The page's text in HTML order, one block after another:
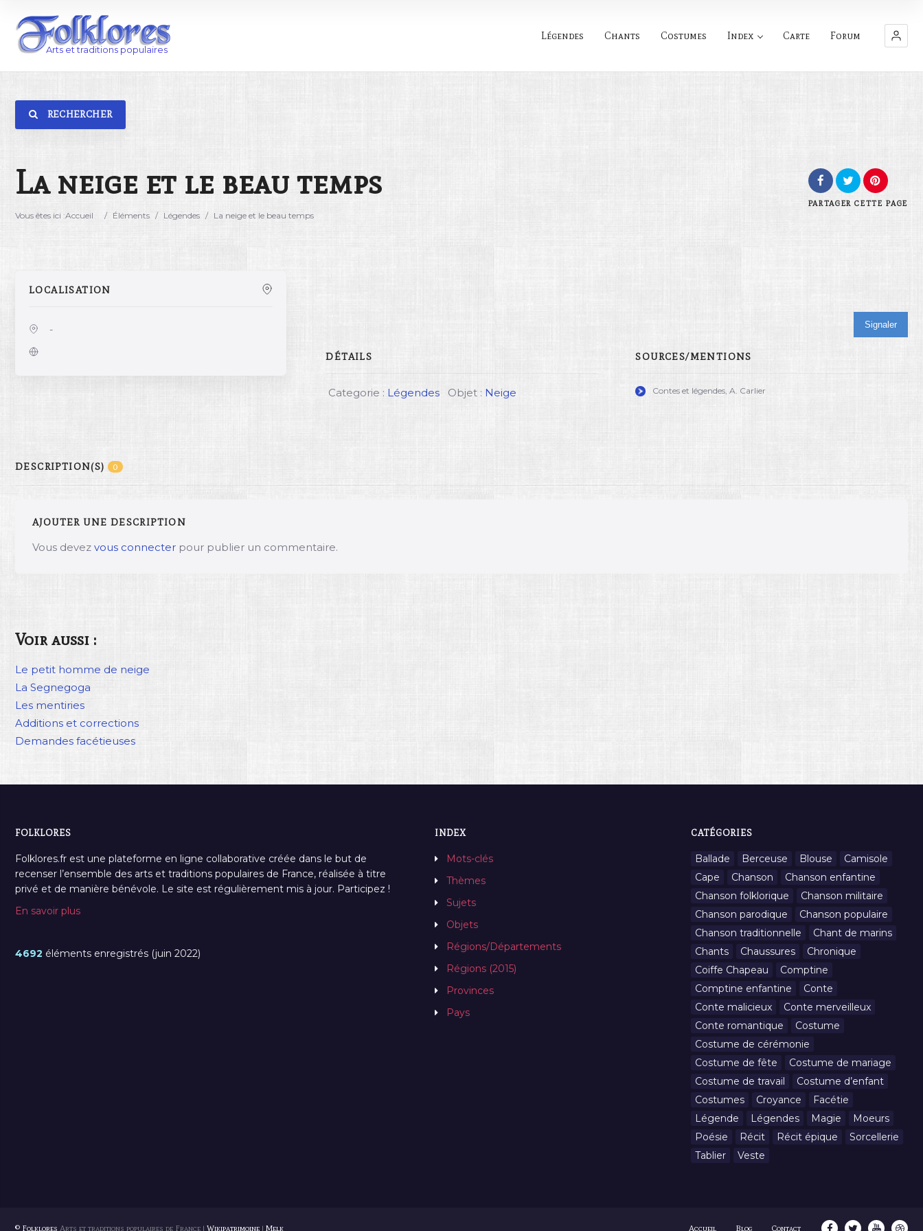
Légendes Chants Costumes Index Carte Forum
RECHERCHER
La neige et le beau temps
Vous êtes ici :Accueil / Éléments / Légendes / La neige et le beau temps
PARTAGER CETTE PAGE
LOCALISATION
- Signaler
DÉTAILS
Categorie : Légendes Objet : Neige
SOURCES/MENTIONS
Contes et légendes, A. Carlier
DESCRIPTION(S) 0
AJOUTER UNE DESCRIPTION
Vous devez vous connecter pour publier un commentaire.
Voir aussi :
Le petit homme de neige
La Segnegoga
Les mentiries
Additions et corrections
Demandes facétieuses
FOLKLORES
Folklores.fr est une plateforme en ligne collaborative créée dans le but de
recenser l’ensemble des arts et traditions populaires de France, réalisée à titre
privé et de manière bénévole. Le site est régulièrement mis à jour. Participez !
En savoir plus
4692 éléments enregistrés (juin 2022)
INDEX
Mots-clés
Thèmes
Sujets
Objets
Régions/Départements
Régions (2015)
Provinces
Pays
CATÉGORIES
Ballade Berceuse Blouse
Camisole
Cape
Chanson
Chanson enfantine
Chanson folklorique
Chanson militaire
Chanson parodique
Chanson populaire
Chanson traditionnelle
Chant de marins
Chants
Chaussures
Chronique
Coiffe Chapeau
Comptine
Comptine enfantine
Conte
Conte malicieux
Conte merveilleux
Conte romantique
Costume
Costume de cérémonie
Costume de fête
Costume de mariage
Costume de travail
Costume d’enfant
Costumes
Croyance
Facétie
Légende
Légendes Magie
Moeurs
Poésie
Récit Récit épique
Sorcellerie
Tablier
Veste
Accueil Blog Contact
© Folklores Arts et traditions populaires de France | Wikipatrimoine | Melk